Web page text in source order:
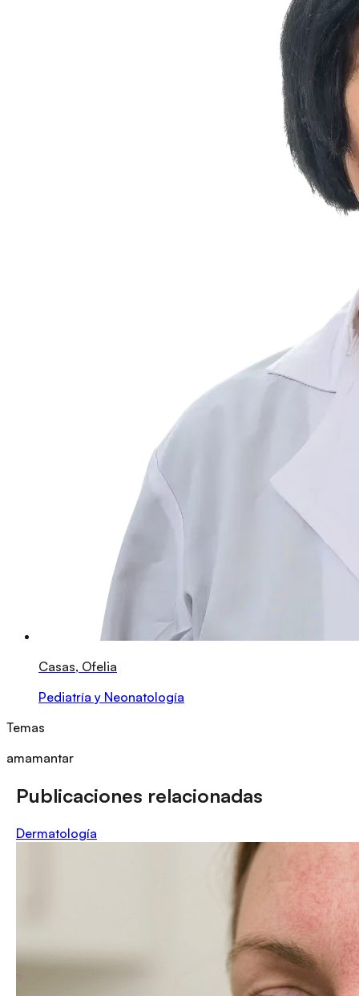
Casas, Ofelia
Pediatría y Neonatología
Temas
amamantar
Publicaciones relacionadas
Dermatología